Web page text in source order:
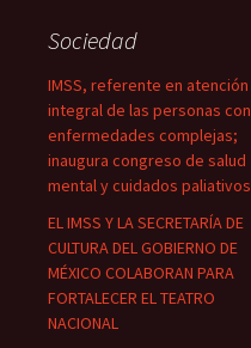
Sociedad
IMSS, referente en atención
integral de las personas con
enfermedades complejas;
inaugura congreso de salud
mental y cuidados paliativos
EL IMSS Y LA SECRETARÍA DE
CULTURA DEL GOBIERNO DE
MÉXICO COLABORAN PARA
FORTALECER EL TEATRO
NACIONAL